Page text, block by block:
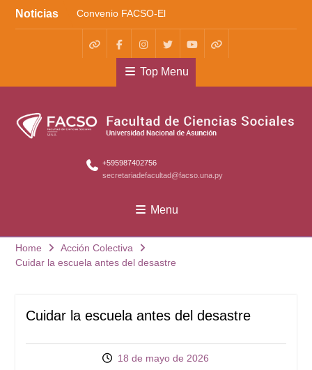
Noticias
Convenio FACSO-El
Cántaro
Kera yvoty en SciELO
Convenio FACSO – Ateneo
WhatsAppFacebookInstagram
X YoutubeTikTok
Top Menu
+595987402756
secretariadefacultad@facso.una.py
Menu
Home
Acción Colectiva
Cuidar la escuela antes del desastre
Cuidar la escuela antes del desastre
18 de mayo de 2026